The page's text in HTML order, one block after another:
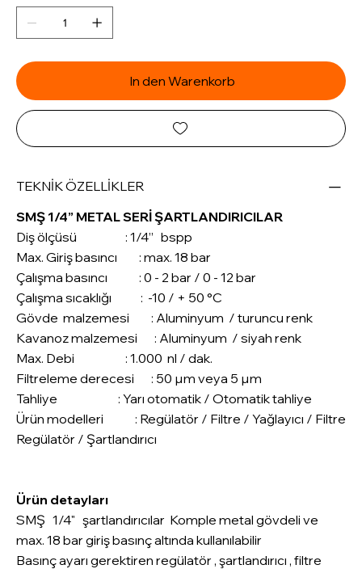
In den Warenkorb
TEKNİK ÖZELLİKLER
SMŞ 1/4” METAL SERİ ŞARTLANDIRICILAR
Diş ölçüsü : 1/4” bspp
Max. Giriş basıncı : max. 18 bar
Çalışma basıncı : 0 - 2 bar / 0 - 12 bar
Çalışma sıcaklığı : -10 / + 50 °C
Gövde malzemesi : Aluminyum / turuncu renk
Kavanoz malzemesi : Aluminyum / siyah renk
Max. Debi : 1.000 nl / dak.
Filtreleme derecesi : 50 µm veya 5 µm
Tahliye : Yarı otomatik / Otomatik tahliye
Ürün modelleri : Regülatör / Filtre / Yağlayıcı / Filtre
Regülatör / Şartlandırıcı
Ürün detayları
SMŞ 1/4" şartlandırıcılar Komple metal gövdeli ve
max. 18 bar giriş basınç altında kullanılabilir
Basınç ayarı gerektiren regülatör , şartlandırıcı , filtre